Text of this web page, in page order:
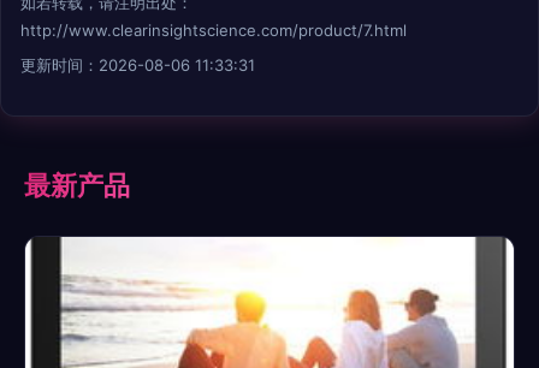
http://www.clearinsightscience.com/product/7.html
更新时间：2026-08-06 11:33:31
最新产品